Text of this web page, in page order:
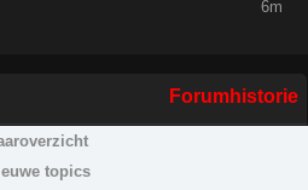
6m
Forumhistorie
topics